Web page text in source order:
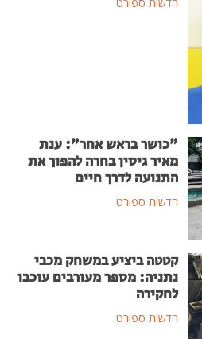
"כושר בראש אחר": ענת
מאיר גיסין בחרה להפוך את
התנועה לדרך חיים
חדשות ספורט
קטטה ביציע במשחק מכבי
נתניה: מספר מעורבים עוכבו
לחקירה
חדשות ספורט